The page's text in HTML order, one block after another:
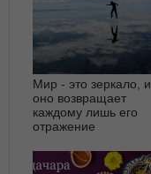
Мир - это зеркало, и
оно возвращает
каждому лишь его
отражение